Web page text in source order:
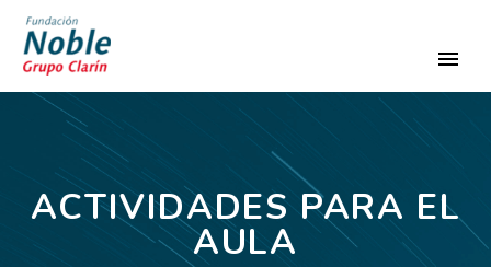
ACTIVIDADES PARA EL
AULA